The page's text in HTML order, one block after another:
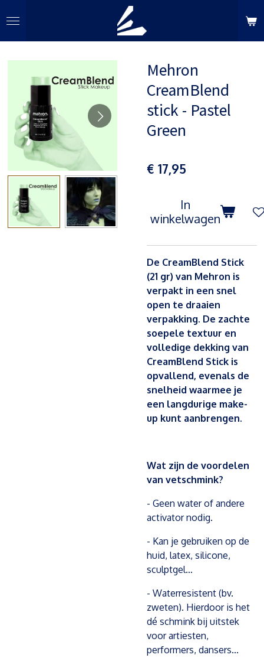
direct
naar
Mehron
CreamBlend
stick - Pastel
Green
€ 17,95
In
winkelwagen
De CreamBlend Stick
(21 gr) van Mehron is
verpakt in een snel
open te draaien
verpakking. De zachte
soepele textuur en
volledige dekking van
CreamBlend Stick is
opvallend, evenals de
snelheid waarmee je
een langdurige make-
up kunt aanbrengen.
Wat zijn de voordelen
van vetschmink?
- Geen water of andere
activator nodig.
- Kan je gebruiken op de
huid, latex, silicone,
sculptgel…
- Waterresistent (bv.
zweten). Hierdoor is het
dé schmink bij uitstek
voor artiesten,
performers, dansers...